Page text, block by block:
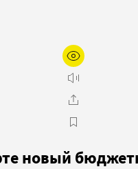
новый